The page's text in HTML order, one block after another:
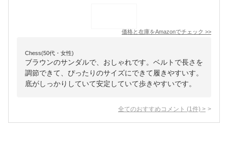
価格と在庫をAmazonでチェック >>
Chess(50代・女性)
ブラウンのサンダルで、おしゃれです。ベルトで長さを
調節できて、ぴったりのサイズにできて履きやすいす。
底がしっかりしていて安定していて歩きやすいです。
全てのおすすめコメント (1 件) >